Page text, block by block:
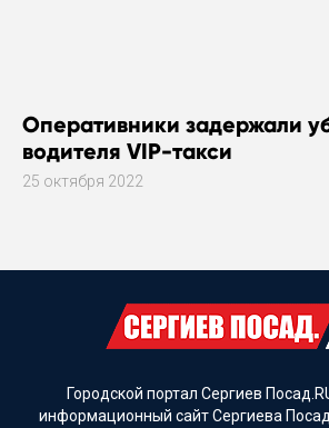
Оперативники задержали
водителя VIP-такси
25 октября 2022
Городской портал Сергиев
информационный сайт Сергиева